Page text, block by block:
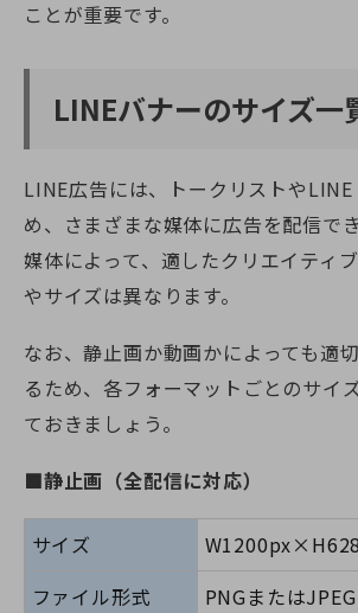
ことが重要です。
LINEバナーのサイズ一
LINE広告には、トークリストやLINE
め、さまざまな媒体に広告を配信で
媒体によって、適したクリエイティ
やサイズは異なります。
なお、静止画か動画かによっても適
るため、各フォーマットごとのサイ
ておきましょう。
■静止画（全配信に対応）
サイズ
ファイル形式
PNGまたはJPEG